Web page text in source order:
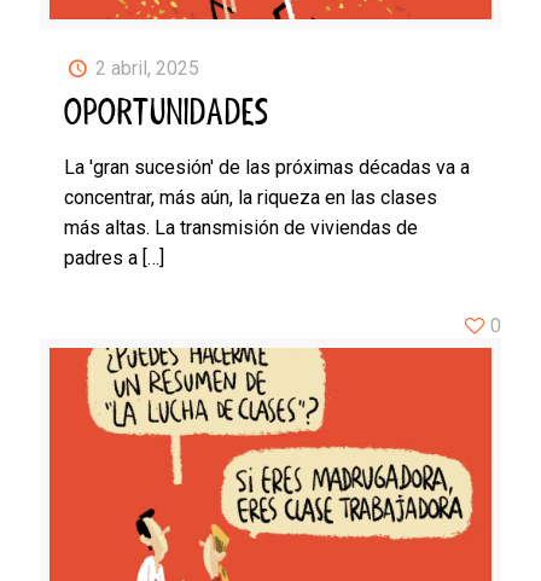
2 abril, 2025
OPORTUNIDADES
La 'gran sucesión' de las próximas décadas va a
concentrar, más aún, la riqueza en las clases
más altas. La transmisión de viviendas de
padres a […]
0